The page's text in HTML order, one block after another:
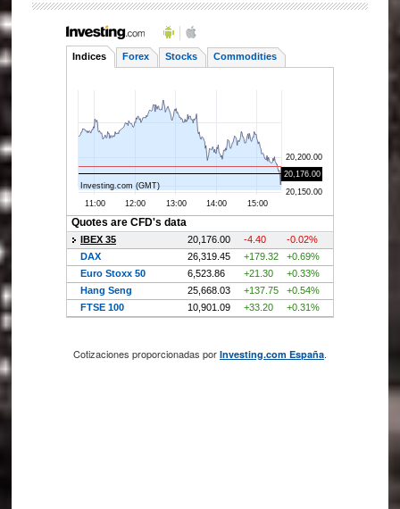
Cotizaciones proporcionadas por Investing.com España.